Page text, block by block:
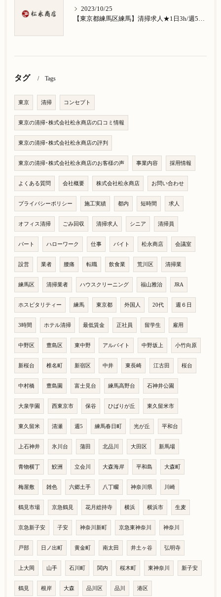
2023/10/25
【東京都練馬区練馬】清掃求人★1日3h/週5日/祝日お休み★南大泉在住の方歓迎
タグ Tags
東京 清掃 コンセプト
東京の清掃･株式会社松永商店の口コミ情報
東京の清掃･株式会社松永商店の評判
東京の清掃･株式会社松永商店のお客様の声 事業内容 採用情報
よくある質問 会社概要 株式会社松永商店 お問い合わせ
プライバシーポリシー 施工実績 都内 短時間 求人
オフィス清掃 ごみ回収 清掃求人 シニア 清掃員
パート ハローワーク 仕事 バイト 松永商店 会議室
設営 業者 腰痛 転職 飲食業 荒川区 清掃業
練馬区 清掃業者 ハウスクリーニング 福山雅治 JRA
ホスピタリティー 練馬 東京都 外国人 20代 週６日
3時間 ホテル清掃 最低賃金 正社員 留学生 雇用
中野区 豊島区 東中野 アルバイト 中野坂上 小竹向原
新桜台 椎名町 新宿区 中井 東長崎 江古田 桜台
中村橋 豊島園 富士見台 練馬高野台 石神井公園
大泉学園 西東京市 保谷 ひばりが丘 東久留米市
東久留米 清瀬 週5 練馬春日町 光が丘 平和台
上石神井 氷川台 蒲田 北品川 大田区 新馬場
青物横丁 鮫洲 立会川 大森海岸 平和島 大森町
梅屋敷 雑色 六郷土手 八丁畷 神奈川県 川崎
鶴見市場 京急鶴見 花月総持寺 横浜 横浜市 生麦
京急新子安 子安 神奈川新町 京急東神奈川 神奈川
戸部 日ノ出町 黄金町 南太田 井土ヶ谷 弘明寺
上大岡 山手 石川町 関内 桜木町 東神奈川 新子安
鶴見 根岸 大森 品川区 品川 港区